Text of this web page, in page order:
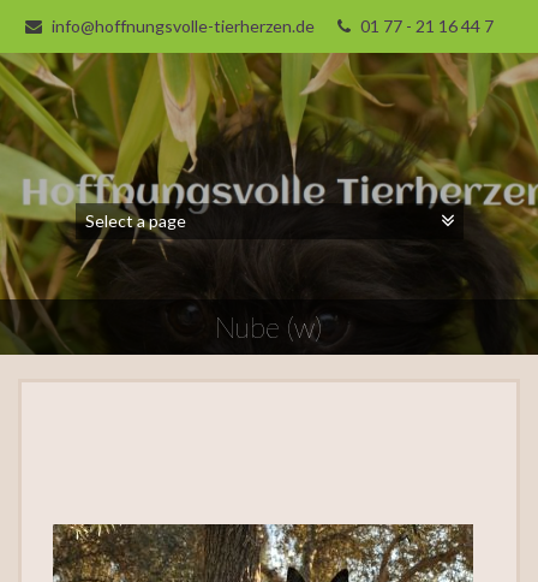
info@hoffnungsvolle-tierherzen.de 01 77 - 21 16 44 7
Nube (w)